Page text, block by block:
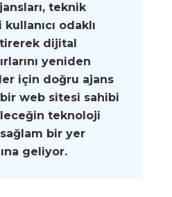
teknik
odaklı
dijital
yeniden
için doğru ajans
web sitesi sahibi
teknoloji
bir yer
geliyor.